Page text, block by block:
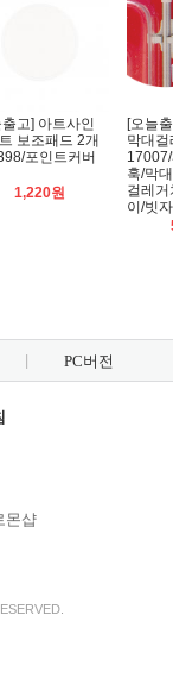
출고] 아트사인
보조패드 2개
포인트커버
1,220원
[오늘
막대
훅/막
걸레
이/빗
PC버전
몬샵